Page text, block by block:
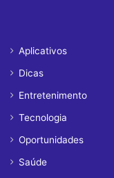
Aplicativos
Dicas
Entretenimento
Tecnologia
Oportunidades
Saúde